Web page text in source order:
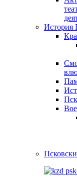
История